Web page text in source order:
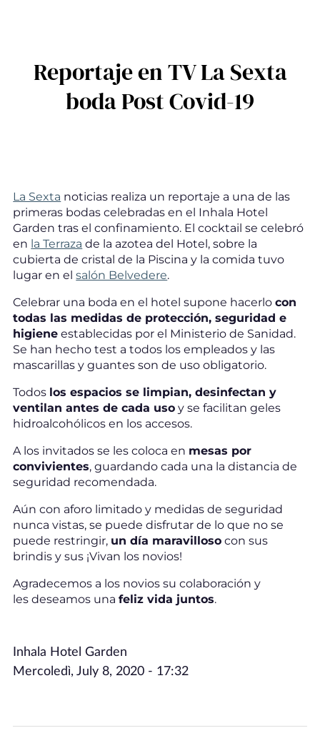
Reportaje en TV La Sexta
boda Post Covid-19
La Sexta noticias realiza un reportaje a una de las
primeras bodas celebradas en el Inhala Hotel
Garden tras el confinamiento. El cocktail se celebró
en la Terraza de la azotea del Hotel, sobre la
cubierta de cristal de la Piscina y la comida tuvo
lugar en elsalón Belvedere.
Celebrar una boda en el hotel supone hacerlocon
todas las medidas de protección, seguridad e
higiene establecidas por el Ministerio de Sanidad.
Se han hecho test a todos los empleados y las
mascarillas y guantes son de uso obligatorio.
Todos los espacios se limpian, desinfectan y
ventilan antes de cada uso y se facilitan geles
hidroalcohólicos en los accesos.
A los invitados se les coloca en mesas por
convivientes, guardando cada una la distancia de
seguridad recomendada.
Aún con aforo limitado y medidas de seguridad
nunca vistas, se puede disfrutar de lo que no se
puede restringir, un día maravilloso con sus
brindis y sus ¡Vivan los novios!
Agradecemos a los novios su colaboración y
les deseamos unafeliz vida juntos.
Inhala Hotel Garden
Mercoledì, July 8, 2020 - 17:32